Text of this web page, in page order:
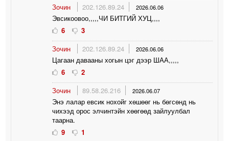
Зочин
202.126.89.24 2026.06.06
Эвсикоовоо,,,,,ЧИ БИТГИЙ ХУЦ,,,,
6
3
Зочин
202.126.89.24 2026.06.06
Цагаан давааны хогын цэг дээр ШАА,,,,,
6
2
Зочин
89.58.26.216 2026.06.07
Энэ лалар евсик нохойг хөшөөг нь бөгсөнд нь
чихээд орос элчинтэйн хөөгөөд зайлуулбал
таарна.
9
1